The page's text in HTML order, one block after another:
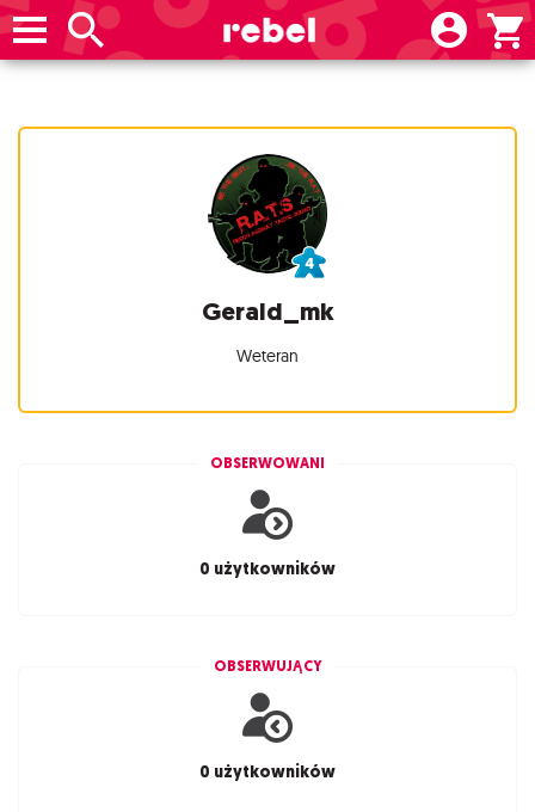
Gerald_mk
Weteran
OBSERWOWANI
0 użytkowników
OBSERWUJĄCY
0 użytkowników